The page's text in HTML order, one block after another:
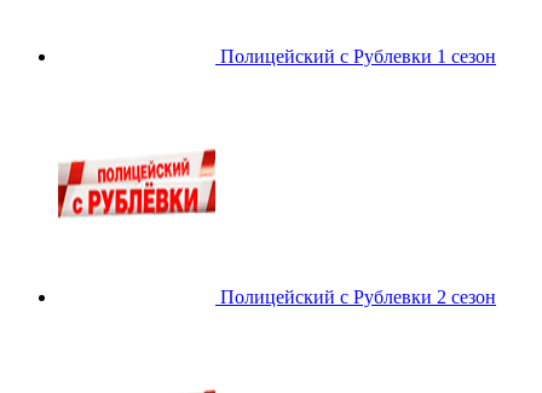
Полицейский с Рублевки 1 сезон
Полицейский с Рублевки 2 сезон